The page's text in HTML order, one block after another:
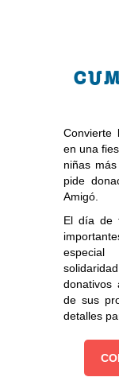
Convierte
en una
niñas
pide
Amigó.
El día de
donativos
de sus
detalles